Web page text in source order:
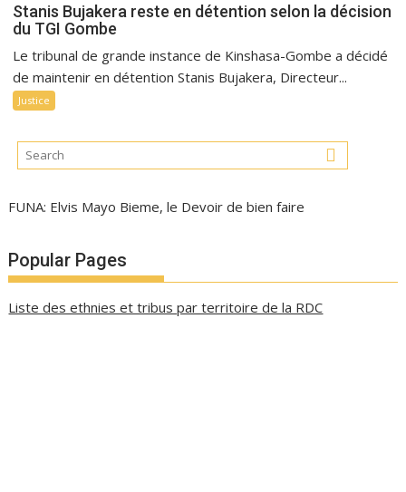
Stanis Bujakera reste en détention selon la décision
du TGI Gombe
Le tribunal de grande instance de Kinshasa-Gombe a décidé
de maintenir en détention Stanis Bujakera, Directeur...
Justice
FUNA: Elvis Mayo Bieme, le Devoir de bien faire
Popular Pages
Liste des ethnies et tribus par territoire de la RDC